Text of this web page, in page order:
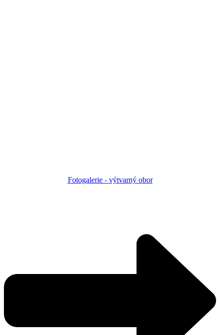
Fotogalerie - výtvarný obor